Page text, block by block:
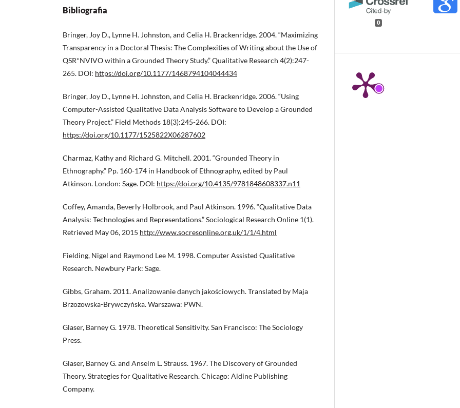
Bibliografia
Bringer, Joy D., Lynne H. Johnston, and Celia H. Brackenridge. 2004. “Maximizing
Transparency in a Doctoral Thesis: The Complexities of Writing about the Use of
QSR*NVIVO within a Grounded Theory Study.” Qualitative Research 4(2):247-
265. DOI: https://doi.org/10.1177/1468794104044434
Bringer, Joy D., Lynne H. Johnston, and Celia H. Brackenridge. 2006. “Using
Computer-Assisted Qualitative Data Analysis Software to Develop a Grounded
Theory Project.” Field Methods 18(3):245-266. DOI:
https://doi.org/10.1177/1525822X06287602
Charmaz, Kathy and Richard G. Mitchell. 2001. “Grounded Theory in
Ethnography.” Pp. 160-174 in Handbook of Ethnography, edited by Paul
Atkinson. London: Sage. DOI: https://doi.org/10.4135/9781848608337.n11
Coffey, Amanda, Beverly Holbrook, and Paul Atkinson. 1996. “Qualitative Data
Analysis: Technologies and Representations.” Sociological Research Online 1(1).
Retrieved May 06, 2015 http://www.socresonline.org.uk/1/1/4.html
Fielding, Nigel and Raymond Lee M. 1998. Computer Assisted Qualitative
Research. Newbury Park: Sage.
Gibbs, Graham. 2011. Analizowanie danych jakościowych. Translated by Maja
Brzozowska-Brywczyńska. Warszawa: PWN.
Glaser, Barney G. 1978. Theoretical Sensitivity. San Francisco: The Sociology
Press.
Glaser, Barney G. and Anselm L. Strauss. 1967. The Discovery of Grounded
Theory. Strategies for Qualitative Research. Chicago: Aldine Publishing
Company.
0